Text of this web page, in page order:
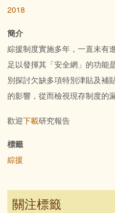
2018
簡介
綜援制度實施多年，一直未有
足以發揮其「安全網」的功能
別探討欠缺多項特別津貼及補
的影響，從而檢視現存制度的漏
歡迎下載研究報告
標籤
綜援
關注標籤